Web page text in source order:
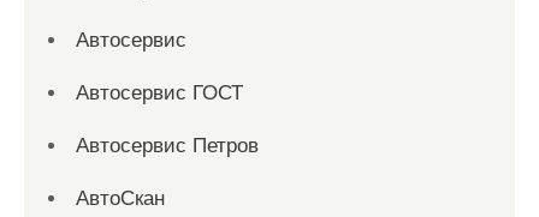
Автосервис
Автосервис ГОСТ
Автосервис Петров
АвтоСкан